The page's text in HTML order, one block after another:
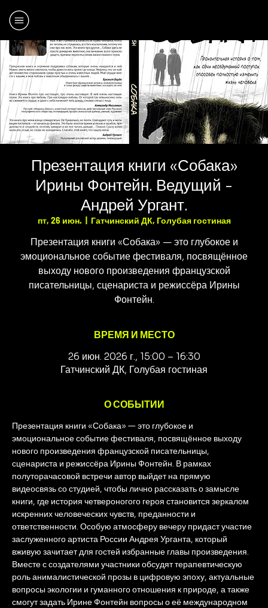
Презентация книги «Собака»
Ирины Фонтейн. Ведущий -
Андрей Ургант.
пт, 26 июн.
  |
Гатчинский ДК, Голубая гостиная
Презентация книги «Собака» — это глубокое и
эмоциональное событие фестиваля, посвящённое
выходу нового произведения французской
писательницы, сценариста и режиссёра Ирины
Фонтейн.
ВРЕМЯ И МЕСТО
26 июн. 2026 г., 15:00 – 16:30
Гатчинский ДК, Голубая гостиная
О СОБЫТИИ
Презентация книги «Собака» — это глубокое и
эмоциональное событие фестиваля, посвящённое выходу
нового произведения французской писательницы,
сценариста и режиссёра Ирины Фонтейн. В рамках
полуторачасовой встречи автор выйдет на прямую
видеосвязь со студией, чтобы лично рассказать о замысле
книги, где история четвероногого героя становится зеркалом
искренних человеческих чувств, преданности и
ответственности. Особую атмосферу вечеру придаст участие
заслуженного артиста России Андрея Урганта, который
вживую зачитает для гостей избранные главы произведения.
Вместе с создателями участники обсудят терапевтическую
роль анималистической прозы в цифровую эпоху, актуальные
вопросы экологии и гуманного отношения к природе, а также
смогут задать Ирине Фонтейн вопросы о её международном